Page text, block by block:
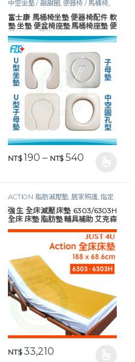
中空坐墊 / 甜甜圈, 便器椅 / 馬桶椅,
廁用輔具 / 接尿器,減壓防褥瘡,衛浴
安全
富士康 馬桶椅坐墊 便器椅配件 軟
墊 坐墊 便盆椅座墊 馬桶椅座墊 便
器椅椅墊 馬桶椅椅墊
NT$190 – NT$540價格範圍
ACTION 脂肪減壓墊 居家照護,指定
折扣商品,減壓防褥瘡
強生 全床減壓床墊 6303/6303H
全床 床墊 脂肪墊 輔具補助 艾克森
ACTION
NT$33,210